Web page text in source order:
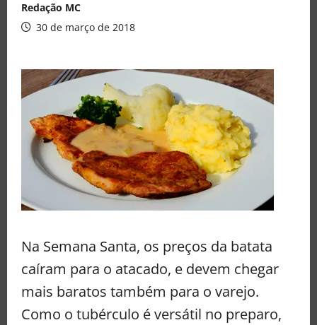
Redação MC
30 de março de 2018
Na Semana Santa, os preços da batata
caíram para o atacado, e devem chegar
mais baratos também para o varejo.
Como o tubérculo é versátil no preparo,